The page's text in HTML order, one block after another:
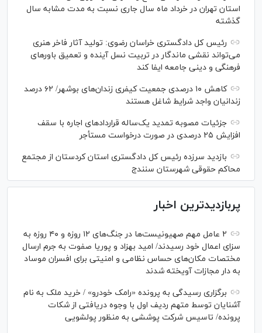
استان تهران در خرداد ماه سال جاری نسبت به مدت مشابه سال
گذشته
رئیس کل دادگستری خراسان رضوی: تولید آثار فاخر هنری
می‌تواند نقشی ماندگار در تربیت نسل آینده و تعمیق باور‌های
فرهنگی و دینی جامعه ایفا کند
کاهش ۱۰ درصدی جمعیت کیفری زندان‌های بوشهر/ ۶۲ درصد
زندانیان واجد شرایط شاغل هستند
جزئیات مصوبه تمدید یک‌ساله قرارداد‌های اجاره با سقف
افزایش ۲۵ درصدی در صورت درخواست مستأجر
بازدید سرزده رئیس کل دادگستری استان کردستان از مجتمع
محاکم حقوقی شهرستان سنندج
پربازدیدترین اخبار
۲ عامل مهم صهیونیست‌ها در جنگ‌های ۱۲ روزه و ۴۰ روزه به
سزای اعمال خود رسیدند/ امید بهزاد و پوریا صفوت به جرم ارسال
مختصات مکان‌های حساس نظامی و امنیتی برای افسران موساد
به دار مجازات آویخته شدند
برگزاری رسیدگی به پرونده «رامک خودرو» / خرید ملک به نام
آشنایان توسط متهم ردیف اول با وجوه دریافتی از شکات
پرونده/ تاسیس شرکت پوششی به منظور پولشویی